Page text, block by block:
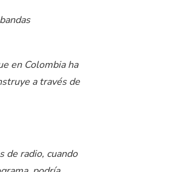
en Colombia ha
a través de
de radio, cuando